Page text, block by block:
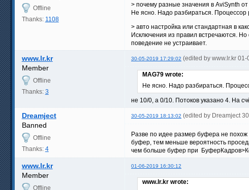
Offline
Thanks: 1108
> почему разные значения в AviSynth
Не ясно. Надо разбираться. Процессор
> авто настройка или стандартная в
Исключения из правил встречаются.
поведение не устраивает.
www.lr.kr 30-05-2019 17:29:02 (edited by www.lr.kr
Member
Offline
Thanks: 3
MAG79 wrote:
Не ясно. Надо разбираться.
не 10/0, а 0/10. Потоков указано 4. На
Dreamject 30-05-2019 18:13:02 (edited by Dreamject
Banned
Offline
Thanks: 4
Разве по идее размер буфера не
буфер, тем меньше вероятность
чем больше буфер при
www.lr.kr 01-06-2019 16:30:12
Member
Offline
www.lr.kr wrote: